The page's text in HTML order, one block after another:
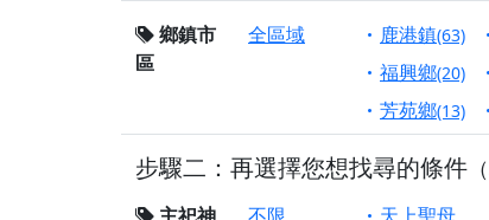
【新北貢寮
下善緣。
【桃園慈善宮
是「超級加倍
【台北北投 福
【桃園龜山
鄉鎮市
區
全區域 鹿港鎮(63)
福興鄉(20)
芳苑鄉(13)
步驟二：再選擇您想找尋的條件